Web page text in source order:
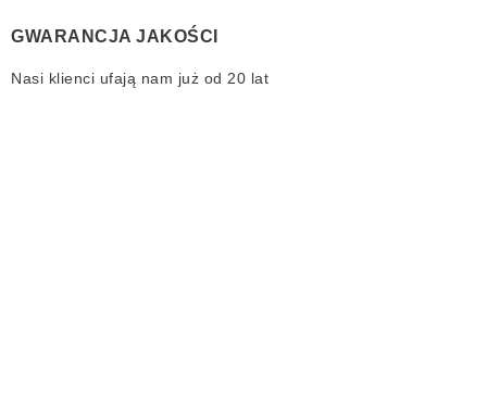
GWARANCJA JAKOŚCI
Nasi klienci ufają nam już od 20 lat